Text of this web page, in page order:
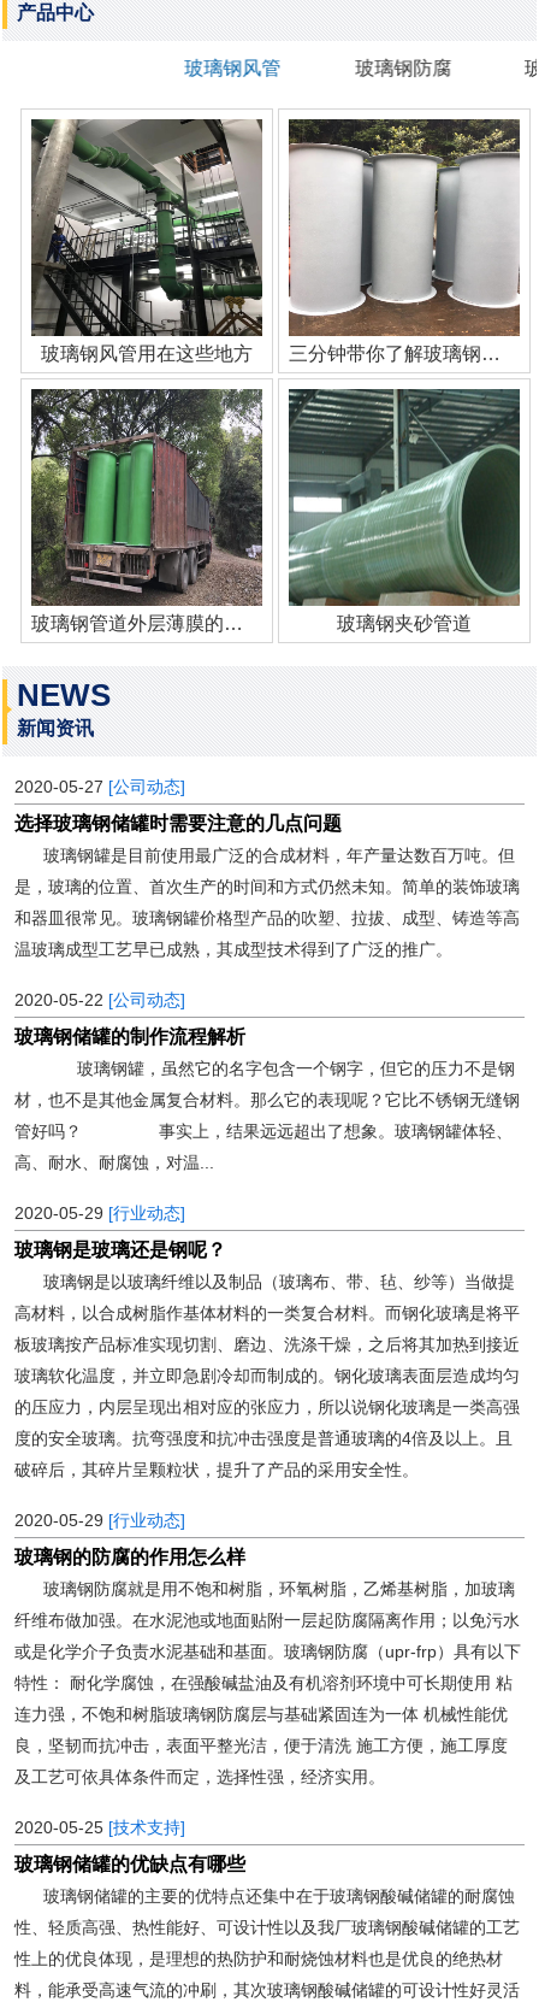
产品中心
玻璃钢风管 玻璃钢防腐
玻璃钢风管用在这些地方 三分钟带你了解玻璃钢管道
玻璃钢管道外层薄膜的作用 玻璃钢夹砂管道
NEWS
新闻资讯
2020-05-27 [公司动态]
选择玻璃钢储罐时需要注意的几点问题
玻璃钢罐是目前使用最广泛的合成材料，年产量达数百万吨。但
是，玻璃的位置、首次生产的时间和方式仍然未知。简单的装饰玻璃
和器皿很常见。玻璃钢罐价格型产品的吹塑、拉拔、成型、铸造等高
温玻璃成型工艺早已成熟，其成型技术得到了广泛的推广。
2020-05-22 [公司动态]
玻璃钢储罐的制作流程解析
玻璃钢罐，虽然它的名字包含一个钢字，但它的压力不是钢
材，也不是其他金属复合材料。那么它的表现呢？它比不锈钢无缝钢
管好吗？ 事实上，结果远远超出了想象。玻璃钢罐体轻、
高、耐水、耐腐蚀，对温...
2020-05-29 [行业动态]
玻璃钢是玻璃还是钢呢？
玻璃钢是以玻璃纤维以及制品（玻璃布、带、毡、纱等）当做提
高材料，以合成树脂作基体材料的一类复合材料。而钢化玻璃是将平
板玻璃按产品标准实现切割、磨边、洗涤干燥，之后将其加热到接近
玻璃软化温度，并立即急剧冷却而制成的。钢化玻璃表面层造成均匀
的压应力，内层呈现出相对应的张应力，所以说钢化玻璃是一类高强
度的安全玻璃。抗弯强度和抗冲击强度是普通玻璃的4倍及以上。且
破碎后，其碎片呈颗粒状，提升了产品的采用安全性。
2020-05-29 [行业动态]
玻璃钢的防腐的作用怎么样
玻璃钢防腐就是用不饱和树脂，环氧树脂，乙烯基树脂，加玻璃
纤维布做加强。在水泥池或地面贴附一层起防腐隔离作用；以免污水
或是化学介子负责水泥基础和基面。玻璃钢防腐（upr-frp）具有以下
特性： 耐化学腐蚀，在强酸碱盐油及有机溶剂环境中可长期使用 粘
连力强，不饱和树脂玻璃钢防腐层与基础紧固连为一体 机械性能优
良，坚韧而抗冲击，表面平整光洁，便于清洗 施工方便，施工厚度
及工艺可依具体条件而定，选择性强，经济实用。
2020-05-25 [技术支持]
玻璃钢储罐的优缺点有哪些
玻璃钢储罐的主要的优特点还集中在于玻璃钢酸碱储罐的耐腐蚀
性、轻质高强、热性能好、可设计性以及我厂玻璃钢酸碱储罐的工艺
性上的优良体现，是理想的热防护和耐烧蚀材料也是优良的绝热材
料，能承受高速气流的冲刷，其次玻璃钢酸碱储罐的可设计性好灵活